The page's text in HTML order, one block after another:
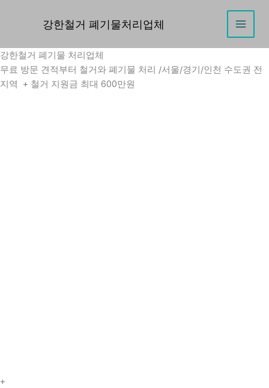
로
건
너
강한철거 폐기물처리업체
Main
강한철거 폐기물 처리업체
무료 방문 견적부터 철거와 폐기물 처리 /서울/경기/인천 수도권 전
지역 + 철거 지원금 최대 600만원
+